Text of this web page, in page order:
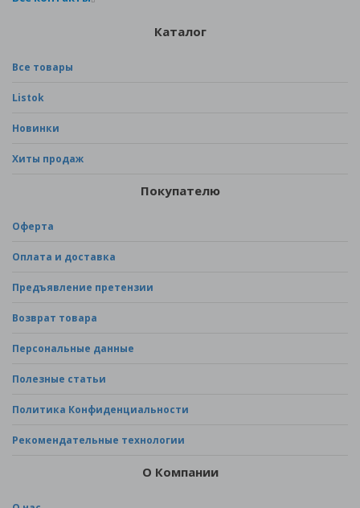
Каталог
Все товары
Listok
Новинки
Хиты продаж
Покупателю
Оферта
Оплата и доставка
Предъявление претензии
Возврат товара
Персональные данные
Полезные статьи
Политика Конфиденциальности
Рекомендательные технологии
О Компании